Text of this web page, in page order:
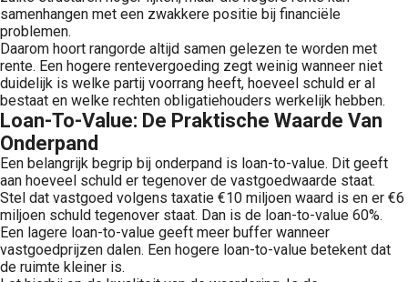
samenhangen met een zwakkere positie bij financiële
problemen.
Daarom hoort rangorde altijd samen gelezen te worden met
rente. Een hogere rentevergoeding zegt weinig wanneer niet
duidelijk is welke partij voorrang heeft, hoeveel schuld er al
bestaat en welke rechten obligatiehouders werkelijk hebben.
Loan-To-Value: De Praktische Waarde Van
Onderpand
Een belangrijk begrip bij onderpand is loan-to-value. Dit geeft
aan hoeveel schuld er tegenover de vastgoedwaarde staat.
Stel dat vastgoed volgens taxatie €10 miljoen waard is en er €6
miljoen schuld tegenover staat. Dan is de loan-to-value 60%.
Een lagere loan-to-value geeft meer buffer wanneer
vastgoedprijzen dalen. Een hogere loan-to-value betekent dat
de ruimte kleiner is.